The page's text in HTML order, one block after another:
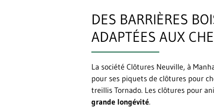
DES BARRIÈRES
ADAPTÉES AUX
La société Clôtures Neuville, à
pour ses piquets de clôtures pour
treillis Tornado. Les clôtures pour
grande longévité.